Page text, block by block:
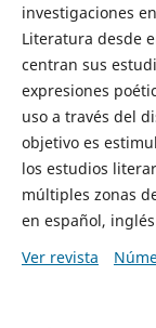
investigaciones
Literatura desde
centran sus
expresiones
uso a través del
objetivo es
los estudios
múltiples zonas
en español,
Ver revista